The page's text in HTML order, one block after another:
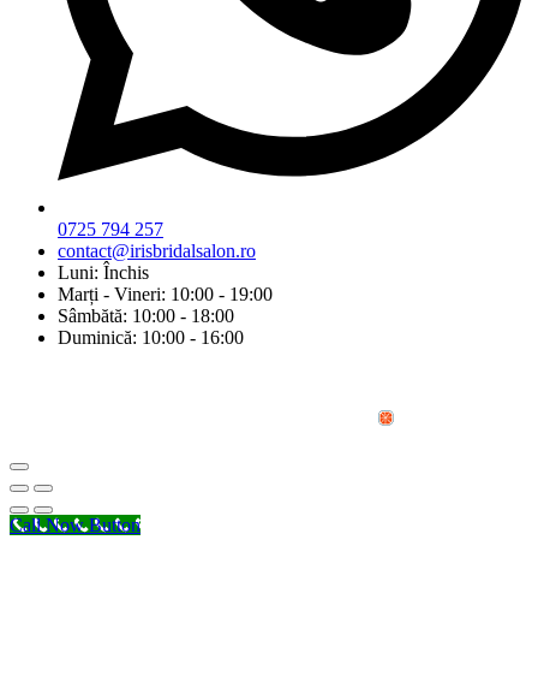
0725 794 257
contact@irisbridalsalon.ro
Luni: Închis
Marți - Vineri: 10:00 - 19:00
Sâmbătă: 10:00 - 18:00
Duminică: 10:00 - 16:00
Call Now Button